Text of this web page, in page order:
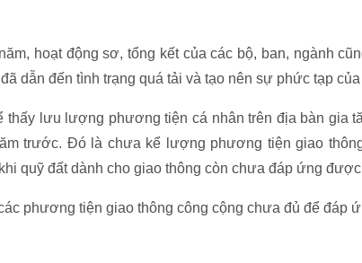
hoạt động sơ, tổng kết của các bộ, ban, ngành
dẫn đến tình trạng quá tải và tạo nên sự phức tạp
thấy lưu lượng phương tiện cá nhân trên địa bàn gia
trước. Đó là chưa kể lượng phương tiện giao
quỹ đất dành cho giao thông còn chưa đáp ứng
phương tiện giao thông công cộng chưa đủ để đáp